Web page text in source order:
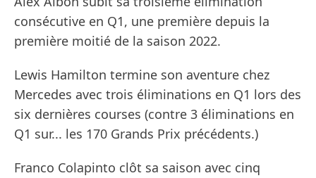
consécutive en Q1, une première depuis la
première moitié de la saison 2022.
Lewis Hamilton termine son aventure chez
Mercedes avec trois éliminations en Q1 lors des
six dernières courses (contre 3 éliminations en
Q1 sur... les 170 Grands Prix précédents.)
Franco Colapinto clôt sa saison avec cinq